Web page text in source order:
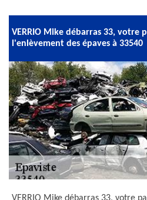
VERRIO Mike débarras 33, votre
l'enlèvement des épaves à 33540